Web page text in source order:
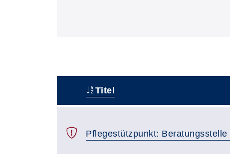
Titel
Pflegestützpunkt: